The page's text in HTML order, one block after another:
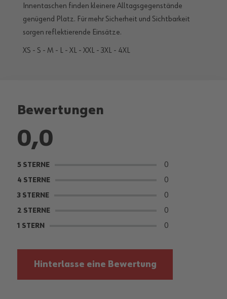
Innentaschen finden kleinere Alltagsgegenstände
genügend Platz. Für mehr Sicherheit und Sichtbarkeit
sorgen reflektierende Einsätze.
XS - S - M - L - XL - XXL - 3XL - 4XL
Bewertungen
0,0
5 STERNE 0
4 STERNE 0
3 STERNE 0
2 STERNE 0
1 STERN 0
Hinterlasse eine Bewertung